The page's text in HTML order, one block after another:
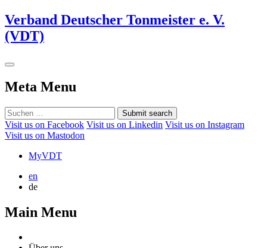
Verband Deutscher Tonmeister e. V.
(VDT)
Meta Menu
Submit search
Visit us on Facebook Visit us on Linkedin Visit us on Instagram
Visit us on Mastodon
MyVDT
en
de
Main Menu